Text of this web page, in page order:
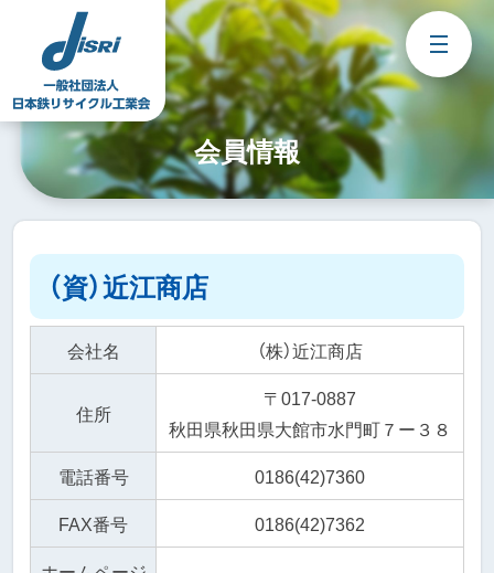
content
会員情報
（資）近江商店
会社名 （株）近江商店
住所
〒017-0887
秋田県秋田県大館市水門町７ー３８
電話番号
0186(42)7360
FAX番号
0186(42)7362